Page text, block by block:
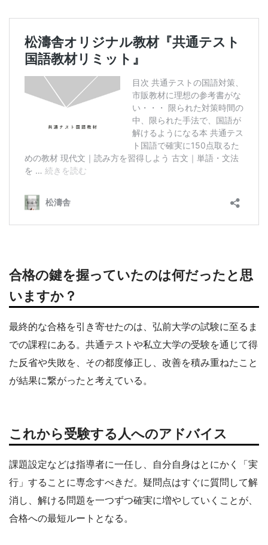
合格の鍵を握っていたのは何だったと思
いますか？
最終的な合格を引き寄せたのは、弘前大学の試験に至るま
での課程にある。共通テストや私立大学の受験を通じて得
た反省や失敗を、その都度修正し、改善を積み重ねたこと
が結果に繋がったと考えている。
これから受験する人へのアドバイス
課題設定などは指導者に一任し、自分自身はとにかく「実
行」することに専念すべきだ。疑問点はすぐに質問して解
消し、解ける問題を一つずつ確実に増やしていくことが、
合格への最短ルートとなる。